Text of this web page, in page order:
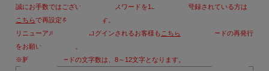
誠にお手数ではございますが、パスワードを13文字以上で登録されている方は
こちらで再設定をお願いします。
リニューアル後、初めてログインされるお客様も こちら
よりパスワードの再発行
をお願いいたします。
※新しいパスワードの文字数は、8～12文字となります。